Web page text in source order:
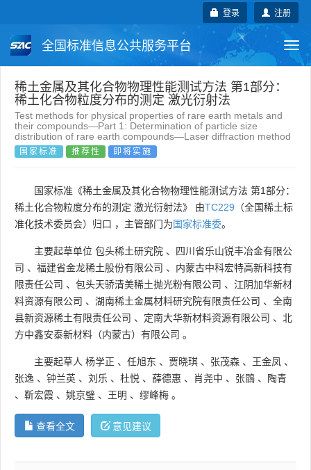
注册
登录
全国标准信息公共服务平台
国家标准 行业标准 地方标准
团体标准 企业标准 国际标准
国外标准 技术委员会
稀土金属及其化合物物理性能测试方法 第1部分：
稀土化合物粒度分布的测定 激光衍射法
Test methods for physical properties of rare earth metals and
their compounds—Part 1: Determination of particle size
distribution of rare earth compounds—Laser diffraction method
国家标准 推荐性 即将实施
国家标准《稀土金属及其化合物物理性能测试方法 第1部分：
稀土化合物粒度分布的测定 激光衍射法》 由TC229 （全国稀土标
准化技术委员会）归口 ，主管部门为国家标准委。
主要起草单位 包头稀土研究院 、
四川省乐山锐丰冶金有限公
司 、 福建省金龙稀土股份有限公司 、 内蒙古中科宏特高新科技有
限责任公司 、 包头天骄清美稀土抛光粉有限公司 、 江阴加华新材
料资源有限公司 、 湖南稀土金属材料研究院有限责任公司 、 全南
县新资源稀土有限责任公司 、 定南大华新材料资源有限公司 、 北
方中鑫安泰新材料（内蒙古）有限公司 。
主要起草人 杨学正 、 任旭东 、 贾晓琪 、 张茂森 、 王金凤 、
张逸 、 钟兰英 、 刘乐 、 杜悦 、 薛德惠 、 肖尧中 、 张鵾 、
陶青
、 靳宏霞 、 姚京璧 、 王明 、 缪峰梅 。
查看全文 意见建议